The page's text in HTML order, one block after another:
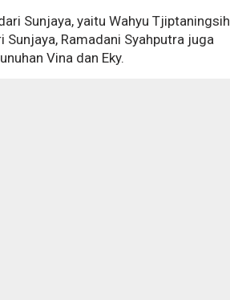
Sunjaya, yaitu Wahyu Tjiptaningsih
Ramadani Syahputra juga
Vina dan Eky.